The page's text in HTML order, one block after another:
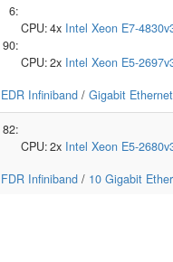
6:
CPU:4x Intel Xeon E7-
90:
CPU:2x Intel Xeon E5-
EDR Infiniband / Gigabit Ethernet
82:
CPU:2x Intel Xeon E5-
FDR Infiniband / 10 Gigabit